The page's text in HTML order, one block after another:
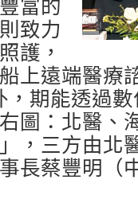
富的
致力
護，
上遠端醫療
，期能透過
圖：北醫、
，三方由北
長蔡豐明（